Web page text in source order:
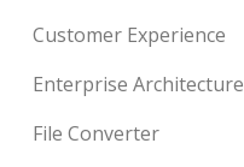
Customer Experience
Enterprise Architecture
File Converter